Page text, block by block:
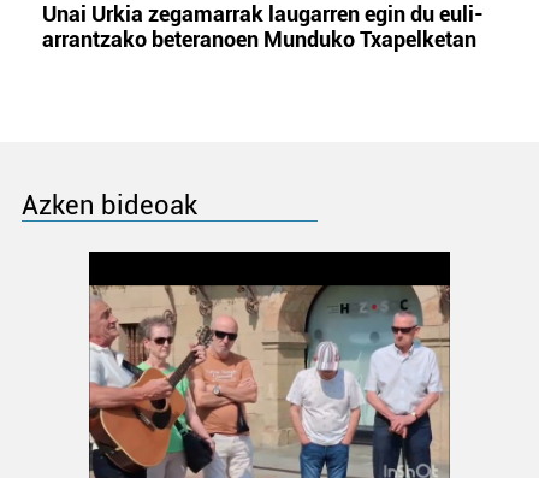
Unai Urkia zegamarrak laugarren egin du euli-
arrantzako beteranoen Munduko Txapelketan
Azken bideoak